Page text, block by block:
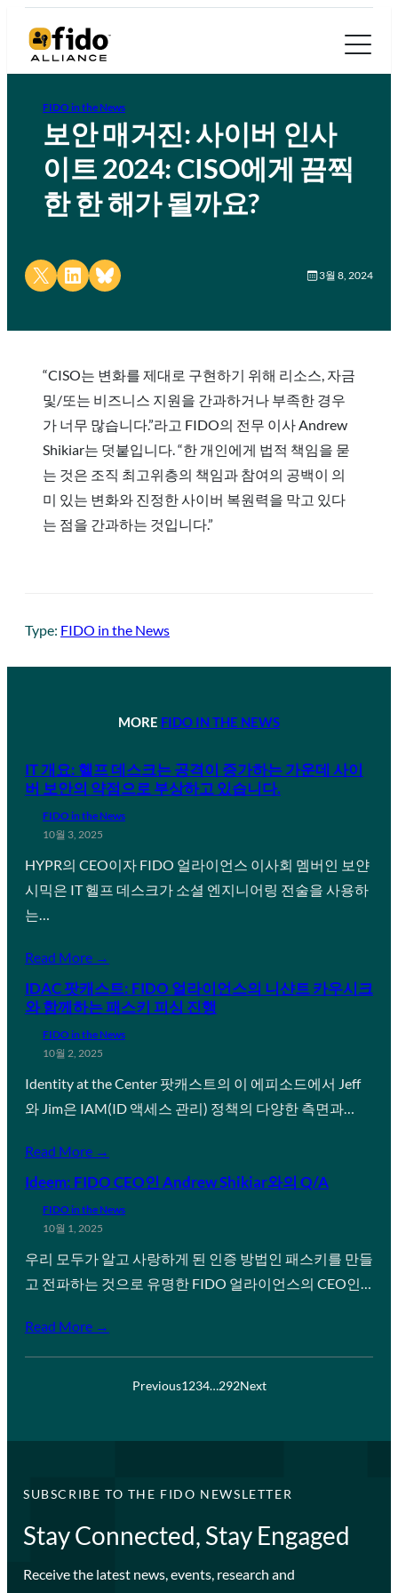
FIDO in the News
보안 매거진: 사이버 인사
이트 2024: CISO에게 끔찍
한 한 해가 될까요?
Share on X Share on LinkedIn
Share on Bluesky 3월 8, 2024
“CISO는 변화를 제대로 구현하기 위해 리소스, 자금
및/또는 비즈니스 지원을 간과하거나 부족한 경우
가 너무 많습니다.”라고 FIDO의 전무 이사 Andrew
Shikiar는 덧붙입니다. “한 개인에게 법적 책임을 묻
는 것은 조직 최고위층의 책임과 참여의 공백이 의
미 있는 변화와 진정한 사이버 복원력을 막고 있다
는 점을 간과하는 것입니다.”
Type: FIDO in the News
MORE FIDO IN THE NEWS
IT 개요: 헬프 데스크는 공격이 증가하는 가운데 사이
버 보안의 약점으로 부상하고 있습니다.
FIDO in the News
10월 3, 2025
HYPR의 CEO이자 FIDO 얼라이언스 이사회 멤버인 보얀
시믹은 IT 헬프 데스크가 소셜 엔지니어링 전술을 사용하
는…
Read More →
IDAC 팟캐스트: FIDO 얼라이언스의 니샨트 카우시크
와 함께하는 패스키 피싱 진행
FIDO in the News
10월 2, 2025
Identity at the Center 팟캐스트의 이 에피소드에서 Jeff
와 Jim은 IAM(ID 액세스 관리) 정책의 다양한 측면과…
Read More →
Ideem: FIDO CEO인 Andrew Shikiar와의 Q/A
FIDO in the News
10월 1, 2025
우리 모두가 알고 사랑하게 된 인증 방법인 패스키를 만들
고 전파하는 것으로 유명한 FIDO 얼라이언스의 CEO인…
Read More →
Previous1234…292Next
SUBSCRIBE TO THE FIDO NEWSLETTER
Stay Connected, Stay Engaged
Receive the latest news, events, research and